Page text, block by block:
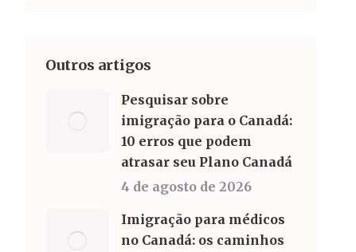
Outros artigos
Pesquisar sobre
imigração para o Canadá:
10 erros que podem
atrasar seu Plano Canadá
4 de agosto de 2026
Imigração para médicos
no Canadá: os caminhos